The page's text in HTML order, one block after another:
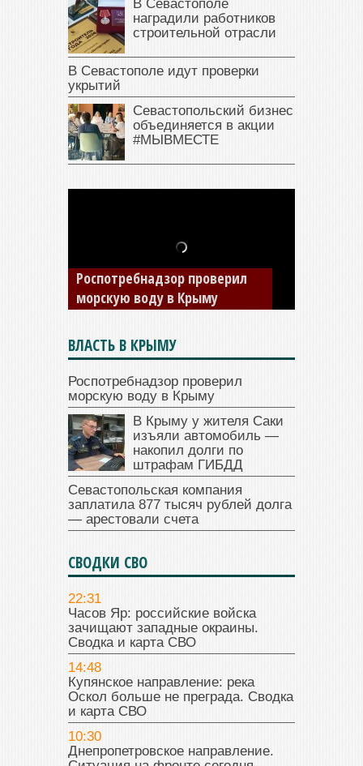
В Севастополе
наградили работников
строительной отрасли
В Севастополе идут проверки
укрытий
Севастопольский бизнес
объединяется в акции
#МЫВМЕСТЕ
В Крыму у жителя Саки
изъяли автомобиль —
накопил долги по штрафам
ГИБДД
ВЛАСТЬ В КРЫМУ
Роспотребнадзор проверил
морскую воду в Крыму
В Крыму у жителя Саки
изъяли автомобиль —
накопил долги по
штрафам ГИБДД
Севастопольская компания
заплатила 877 тысяч рублей долга
— арестовали счета
СВОДКИ СВО
22:31
Часов Яр: российские войска
зачищают западные окраины.
Сводка и карта СВО
14:48
Купянское направление: река
Оскол больше не преграда. Сводка
и карта СВО
10:30
Днепропетровское направление.